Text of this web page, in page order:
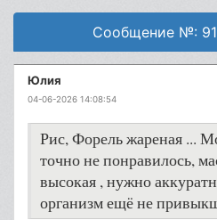
Сообщение №:
Юлия
04-06-2026 14:08:54
Рис, Форель жареная ...
точно не понравилось,
высокая , нужно
организм ещё не